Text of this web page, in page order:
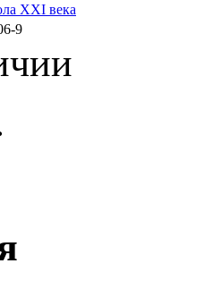
XXI века
9